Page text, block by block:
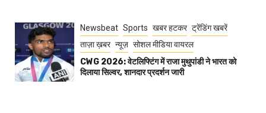
Newsbeat Sports खबर हटकर ट्रेंडिंग खबरें
ताज़ा ख़बर न्यूज़ सोशल मीडिया वायरल
CWG 2026: वेटलिफ्टिंग में राजा मुथुपांडी ने भारत को
दिलाया सिल्वर, शानदार प्रदर्शन जारी